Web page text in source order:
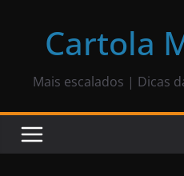
Cartola
Mais escalados | Dicas